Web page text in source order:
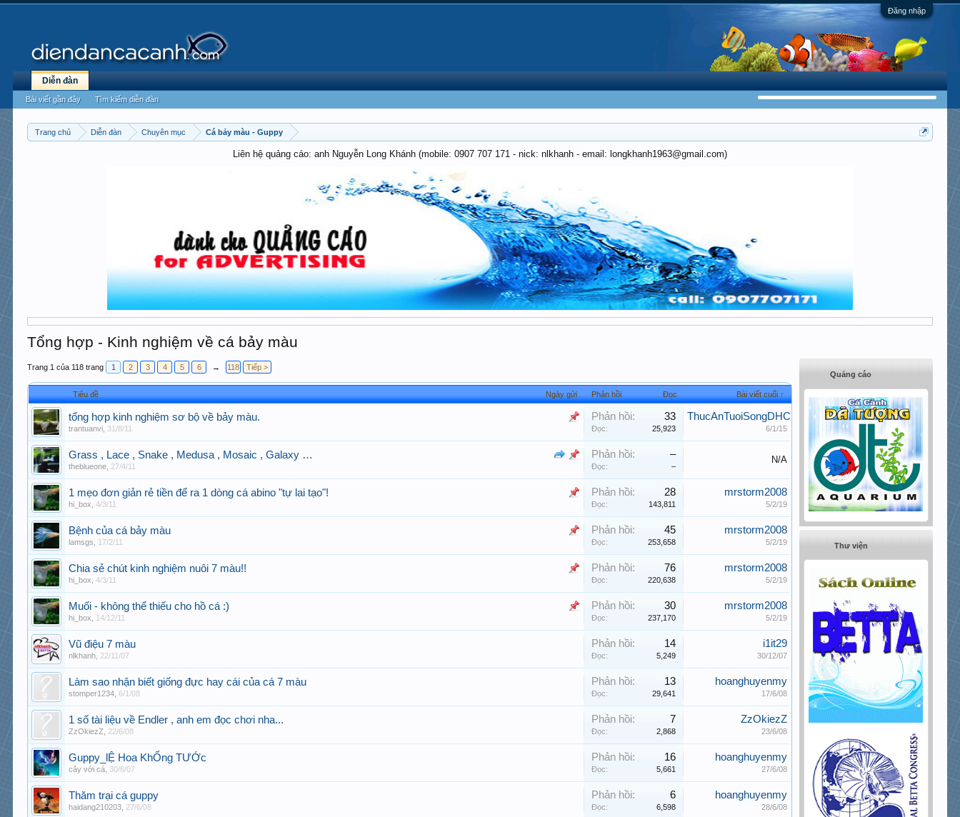
Đăng nhập
Trang chủ Diễn đàn Chuyên mục Cá bảy màu - Guppy
Liên hệ quảng cáo: anh Nguyễn Long Khánh (mobile: 0907 707 171 - nick: nlkhanh - email: longkhanh1963@gmail.com)
Tổng hợp - Kinh nghiệm về cá bảy màu
Trang 1 của 118 trang 1 2 3 4 5 6 → 118 Tiếp >
Tiêu đề Ngày gửi Phản hồi Đọc Bài viết cuối ↑
tổng hợp kinh nghiệm sơ bộ về bảy màu.
trantuanvi 31/8/11
Phản hồi: 33
Đọc: 25,923
ThucAnTuoiSongDHCT
6/1/15
Grass , Lace , Snake , Medusa , Mosaic , Galaxy …
theblueone 27/4/11
Phản hồi: –
Đọc: –
N/A
1 mẹo đơn giản rẻ tiền để ra 1 dòng cá abino "tự lai tạo"!
hi_box ,4/3/11
Phản hồi: 28
Đọc: 143,811
mrstorm2008
5/2/19
Bệnh của cá bảy màu
lamsgs 17/2/11
Phản hồi: 45
Đọc: 253,658
mrstorm2008
5/2/19
Chia sẻ chút kinh nghiệm nuôi 7 màu!!
hi_box ,4/3/11
Phản hồi: 76
Đọc: 220,638
mrstorm2008
5/2/19
Muối - không thể thiếu cho hồ cá :)
hi_box 14/12/11
Phản hồi: 30
Đọc: 237,170
mrstorm2008
5/2/19
Vũ điệu 7 màu
nlkhanh 22/11/07
Phản hồi: 14
Đọc: 5,249
i1it29
30/12/07
Làm sao nhận biết giống đực hay cái của cá 7 màu
stomper1234 6/1/08
Phản hồi: 13
Đọc: 29,641
hoanghuyenmy
17/6/08
1 số tài liệu về Endler , anh em đọc chơi nha...
ZzOkiezZ 22/6/08
Phản hồi: 7
Đọc: 2,868
ZzOkiezZ
23/6/08
Guppy_lỆ Hoa KhỔng TƯỚc
cây với cá 30/6/07
Phản hồi: 16
Đọc: 5,661
hoanghuyenmy
27/6/08
Thăm trại cá guppy
haidang210203 27/6/08
Phản hồi: 6
Đọc: 6,598
hoanghuyenmy
28/6/08
Quảng cáo
Thư viện
Diễn đàn
Bài viết gần đây Tìm kiếm diễn đàn